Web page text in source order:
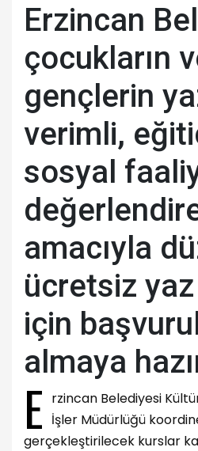
Erzincan
çocukların
gençlerin
verimli,
sosyal
amacıyla
ücretsiz yaz
için
almaya
E rzincan Belediyesi
İşler Müdürlüğü
gerçekleştirilecek kurslar